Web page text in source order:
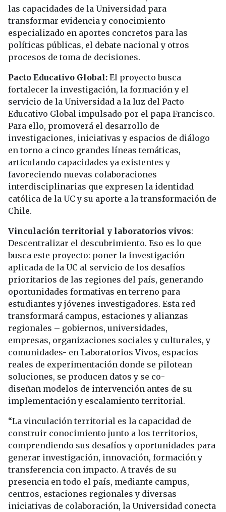
las capacidades de la Universidad para
transformar evidencia y conocimiento
especializado en aportes concretos para las
políticas públicas, el debate nacional y otros
procesos de toma de decisiones.
Pacto Educativo Global: El proyecto busca
fortalecer la investigación, la formación y el
servicio de la Universidad a la luz del Pacto
Educativo Global impulsado por el papa Francisco.
Para ello, promoverá el desarrollo de
investigaciones, iniciativas y espacios de diálogo
en torno a cinco grandes líneas temáticas,
articulando capacidades ya existentes y
favoreciendo nuevas colaboraciones
interdisciplinarias que expresen la identidad
católica de la UC y su aporte a la transformación de
Chile.
Vinculación territorial y laboratorios vivos:
Descentralizar el descubrimiento. Eso es lo que
busca este proyecto: poner la investigación
aplicada de la UC al servicio de los desafíos
prioritarios de las regiones del país, generando
oportunidades formativas en terreno para
estudiantes y jóvenes investigadores. Esta red
transformará campus, estaciones y alianzas
regionales – gobiernos, universidades,
empresas, organizaciones sociales y culturales, y
comunidades- en Laboratorios Vivos, espacios
reales de experimentación donde se pilotean
soluciones, se producen datos y se co-
diseñan modelos de intervención antes de su
implementación y escalamiento territorial.
“La vinculación territorial es la capacidad de
construir conocimiento junto a los territorios,
comprendiendo sus desafíos y oportunidades para
generar investigación, innovación, formación y
transferencia con impacto. A través de su
presencia en todo el país, mediante campus,
centros, estaciones regionales y diversas
iniciativas de colaboración, la Universidad conecta